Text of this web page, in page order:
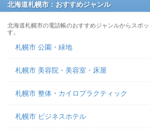
北海道札幌市：おすすめジャンル
北海道札幌市の電話帳のおすすめジャンルからスポ
す。
札幌市 公園・緑地
札幌市 美容院・美容室・床屋
札幌市 整体・カイロプラクティック
札幌市 ビジネスホテル